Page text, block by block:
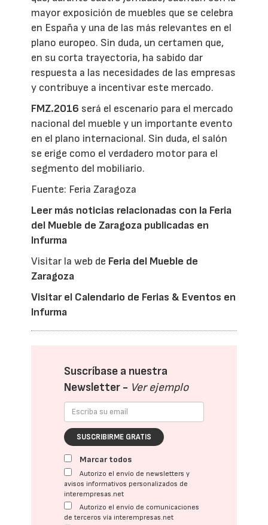
mayor exposición de muebles que se celebra
en España y una de las más relevantes en el
plano europeo. Sin duda, un certamen que,
en su corta trayectoria, ha sabido dar
respuesta a las necesidades de las empresas
y contribuye a incentivar este mercado.
FMZ.2016 será el escenario para el mercado
nacional del mueble y un importante evento
en el plano internacional. Sin duda, el salón
se erige como el verdadero motor para el
segmento del mobiliario.
Fuente: Feria Zaragoza
Leer más noticias relacionadas con la Feria
del Mueble de Zaragoza publicadas en
Infurma
Visitar la web de Feria del Mueble de
Zaragoza
Visitar el Calendario de Ferias & Eventos en
Infurma
Suscríbase a nuestra
Newsletter - Ver ejemplo
SUSCRIBIRME GRATIS
Marcar todos
Autorizo el envío de newsletters y
avisos informativos personalizados de
interempresas.net
Autorizo el envío de comunicaciones
de terceros vía interempresas.net